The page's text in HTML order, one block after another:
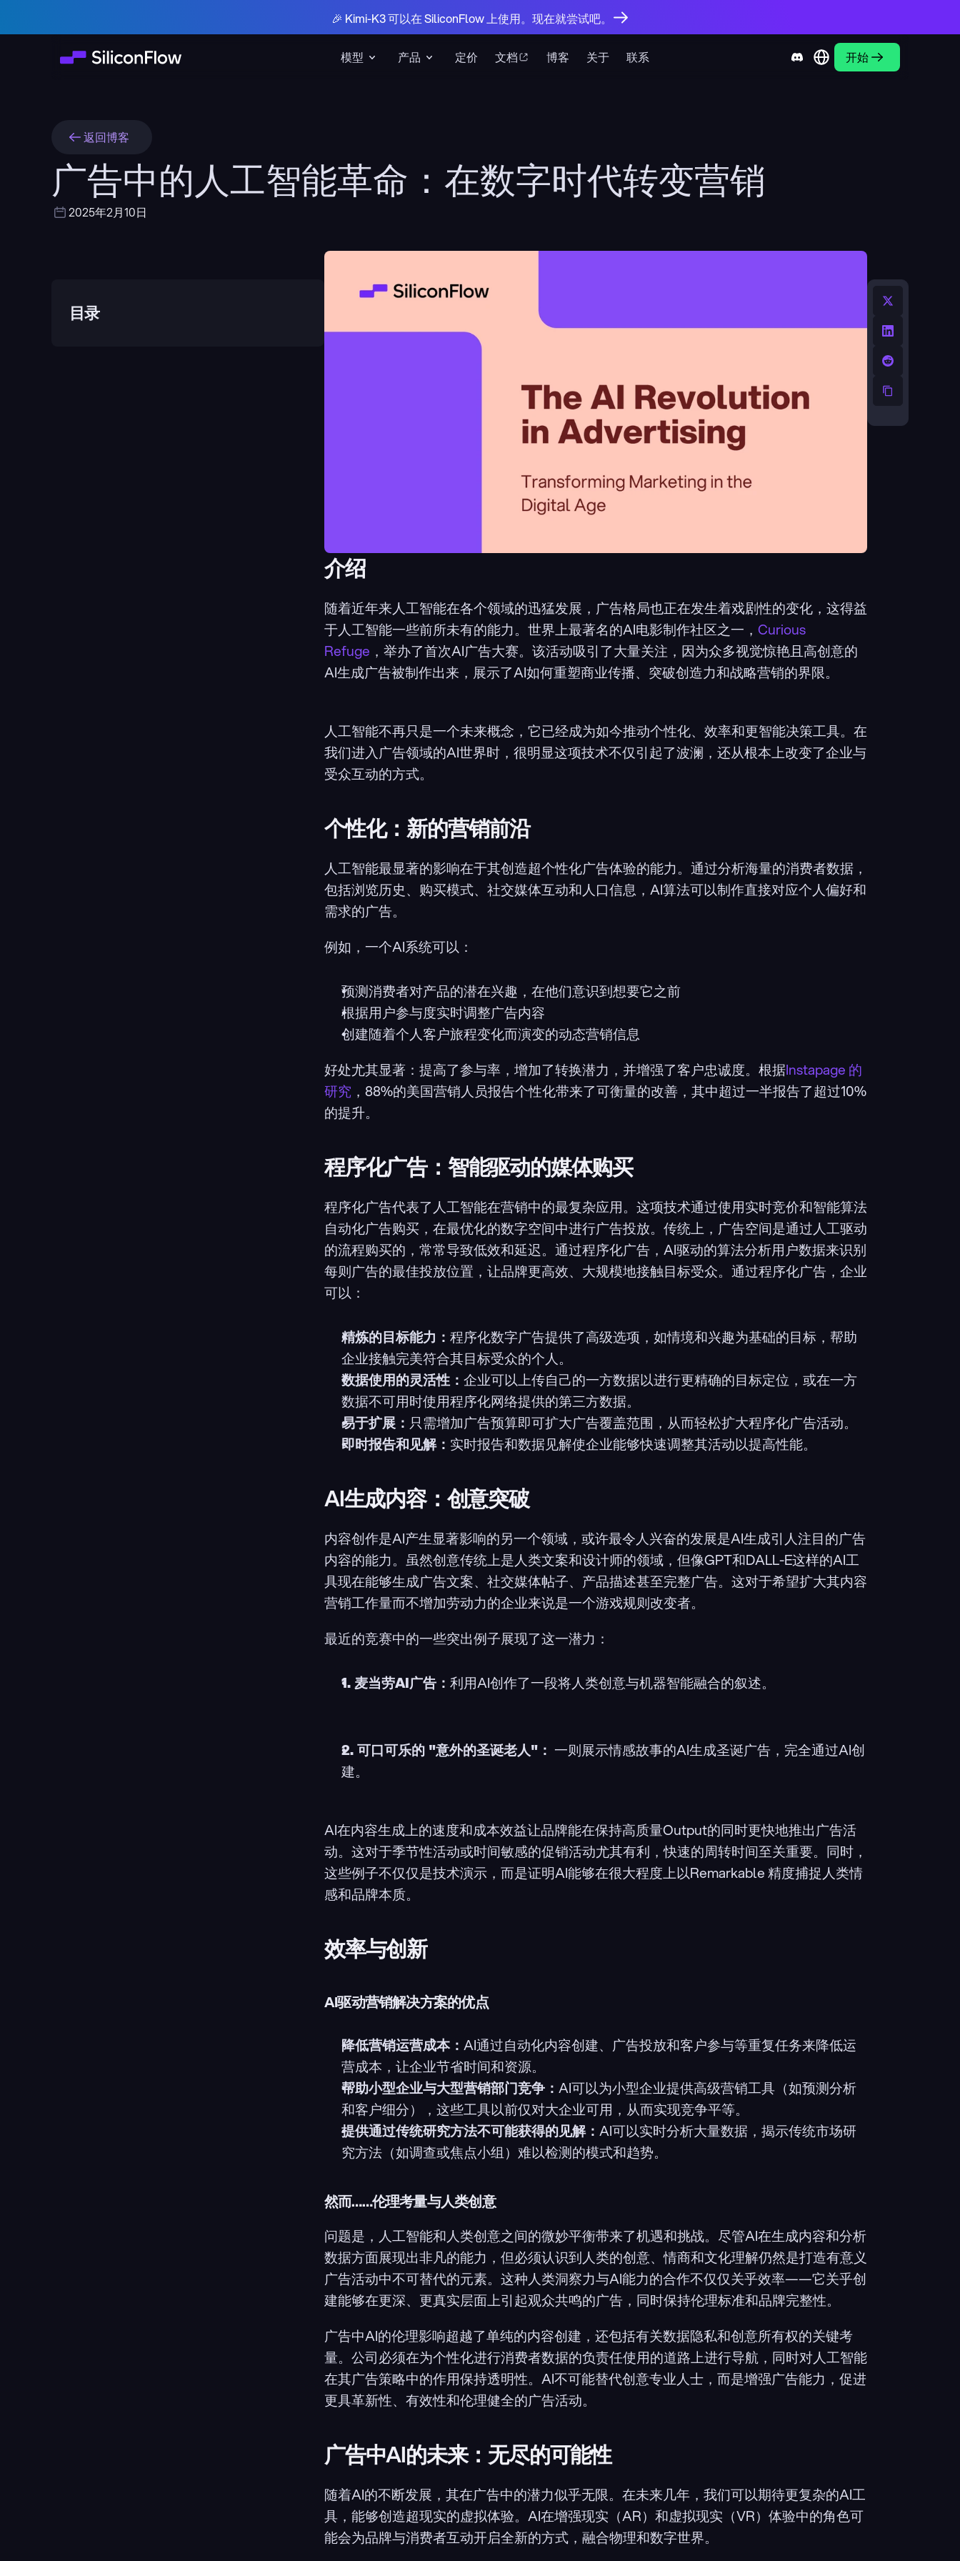
模型 产品 定价 文档 博客 关于 联系 开始
🎉 Kimi-K3 可以在 SiliconFlow 上使用。现在就尝试吧。
返回博客
广告中的人工智能革命：在数字时代转变营销
2025年2月10日
目录
介绍
随着近年来人工智能在各个领域的迅猛发展，广告格局也正在发生着戏剧性的变化，这得益
于人工智能一些前所未有的能力。世界上最著名的AI电影制作社区之一， Curious
Refuge ，举办了首次AI广告大赛。该活动吸引了大量关注，因为众多视觉惊艳且高创意的
AI生成广告被制作出来，展示了AI如何重塑商业传播、突破创造力和战略营销的界限。
人工智能不再只是一个未来概念，它已经成为如今推动个性化、效率和更智能决策工具。在
我们进入广告领域的AI世界时，很明显这项技术不仅引起了波澜，还从根本上改变了企业与
受众互动的方式。
个性化：新的营销前沿
人工智能最显著的影响在于其创造超个性化广告体验的能力。通过分析海量的消费者数据，
包括浏览历史、购买模式、社交媒体互动和人口信息，AI算法可以制作直接对应个人偏好和
需求的广告。
例如，一个AI系统可以：
预测消费者对产品的潜在兴趣，在他们意识到想要它之前
根据用户参与度实时调整广告内容
创建随着个人客户旅程变化而演变的动态营销信息
好处尤其显著：提高了参与率，增加了转换潜力，并增强了客户忠诚度。根据Instapage 的
研究 ，88%的美国营销人员报告个性化带来了可衡量的改善，其中超过一半报告了超过10%
的提升。
程序化广告：智能驱动的媒体购买
程序化广告代表了人工智能在营销中的最复杂应用。这项技术通过使用实时竞价和智能算法
自动化广告购买，在最优化的数字空间中进行广告投放。传统上，广告空间是通过人工驱动
的流程购买的，常常导致低效和延迟。通过程序化广告，AI驱动的算法分析用户数据来识别
每则广告的最佳投放位置，让品牌更高效、大规模地接触目标受众。通过程序化广告，企业
可以：
精炼的目标能力： 程序化数字广告提供了高级选项，如情境和兴趣为基础的目标，帮助
企业接触完美符合其目标受众的个人。
数据使用的灵活性： 企业可以上传自己的一方数据以进行更精确的目标定位，或在一方
数据不可用时使用程序化网络提供的第三方数据。
易于扩展： 只需增加广告预算即可扩大广告覆盖范围，从而轻松扩大程序化广告活动。
即时报告和见解： 实时报告和数据见解使企业能够快速调整其活动以提高性能。
AI生成内容：创意突破
内容创作是AI产生显著影响的另一个领域，或许最令人兴奋的发展是AI生成引人注目的广告
内容的能力。虽然创意传统上是人类文案和设计师的领域，但像GPT和DALL-E这样的AI工
具现在能够生成广告文案、社交媒体帖子、产品描述甚至完整广告。这对于希望扩大其内容
营销工作量而不增加劳动力的企业来说是一个游戏规则改变者。
最近的竞赛中的一些突出例子展现了这一潜力：
1. 麦当劳AI广告： 利用AI创作了一段将人类创意与机器智能融合的叙述。
2. 可口可乐的 "意外的圣诞老人"： 一则展示情感故事的AI生成圣诞广告，完全通过AI创
建。
AI在内容生成上的速度和成本效益让品牌能在保持高质量Output的同时更快地推出广告活
动。这对于季节性活动或时间敏感的促销活动尤其有利，快速的周转时间至关重要。同时，
这些例子不仅仅是技术演示，而是证明AI能够在很大程度上以Remarkable 精度捕捉人类情
感和品牌本质。
效率与创新
AI驱动营销解决方案的优点
降低营销运营成本： AI通过自动化内容创建、广告投放和客户参与等重复任务来降低运
营成本，让企业节省时间和资源。
帮助小型企业与大型营销部门竞争： AI可以为小型企业提供高级营销工具（如预测分析
和客户细分），这些工具以前仅对大企业可用，从而实现竞争平等。
提供通过传统研究方法不可能获得的见解： AI可以实时分析大量数据，揭示传统市场研
究方法（如调查或焦点小组）难以检测的模式和趋势。
然而……伦理考量与人类创意
问题是，人工智能和人类创意之间的微妙平衡带来了机遇和挑战。尽管AI在生成内容和分析
数据方面展现出非凡的能力，但必须认识到人类的创意、情商和文化理解仍然是打造有意义
广告活动中不可替代的元素。这种人类洞察力与AI能力的合作不仅仅关乎效率——它关乎创
建能够在更深、更真实层面上引起观众共鸣的广告，同时保持伦理标准和品牌完整性。
广告中AI的伦理影响超越了单纯的内容创建，还包括有关数据隐私和创意所有权的关键考
量。公司必须在为个性化进行消费者数据的负责任使用的道路上进行导航，同时对人工智能
在其广告策略中的作用保持透明性。AI不可能替代创意专业人士，而是增强广告能力，促进
更具革新性、有效性和伦理健全的广告活动。
广告中AI的未来：无尽的可能性
随着AI的不断发展，其在广告中的潜力似乎无限。在未来几年，我们可以期待更复杂的AI工
具，能够创造超现实的虚拟体验。AI在增强现实（AR）和虚拟现实（VR）体验中的角色可
能会为品牌与消费者互动开启全新的方式，融合物理和数字世界。